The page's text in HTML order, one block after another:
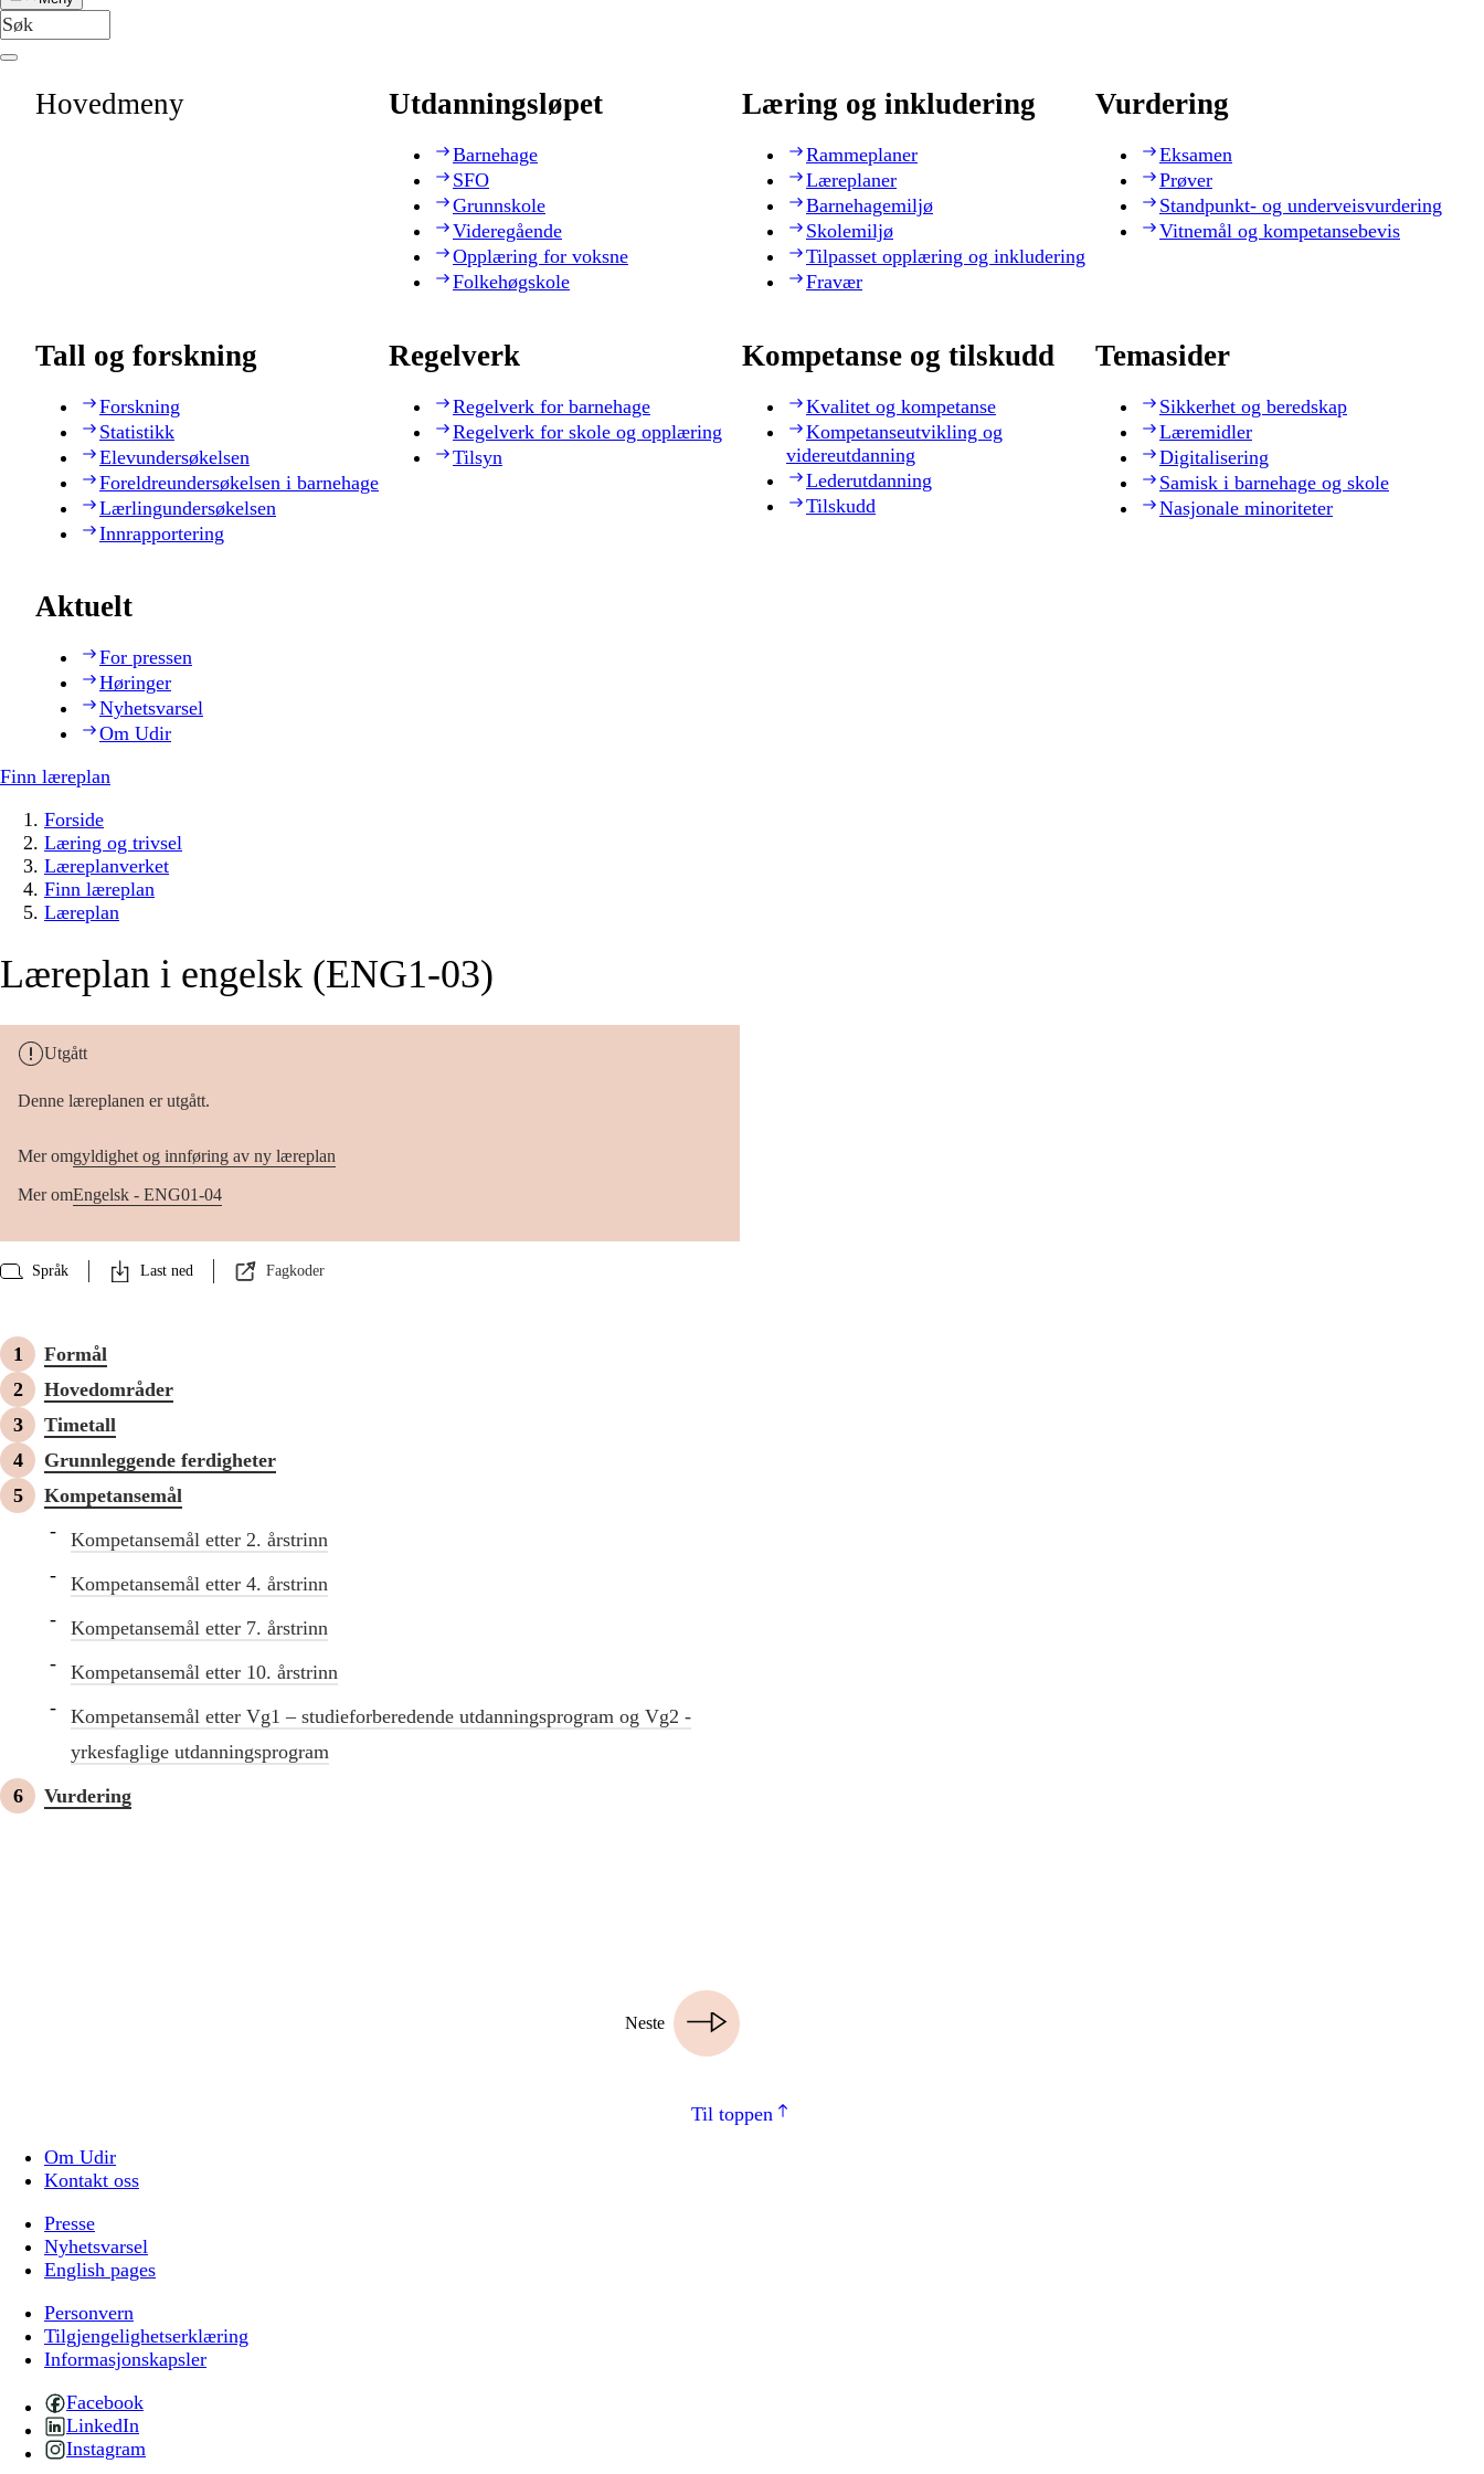
Hovedmeny Utdanningsløpet
Barnehage
SFO
Grunnskole
Videregående
Opplæring for voksne
Folkehøgskole
Læring og inkludering
Rammeplaner
Læreplaner
Barnehagemiljø
Skolemiljø
Tilpasset opplæring og inkludering
Fravær
Vurdering
Eksamen
Prøver
Standpunkt- og underveisvurdering
Vitnemål og kompetansebevis
Tall og forskning
Forskning
Statistikk
Elevundersøkelsen
Foreldreundersøkelsen i barnehage
Lærlingundersøkelsen
Innrapportering
Regelverk
Regelverk for barnehage
Regelverk for skole og opplæring
Tilsyn
Kompetanse og tilskudd
Kvalitet og kompetanse
Kompetanseutvikling og
videreutdanning
Lederutdanning
Tilskudd
Temasider
Sikkerhet og beredskap
Læremidler
Digitalisering
Samisk i barnehage og skole
Nasjonale minoriteter
Aktuelt
For pressen
Høringer
Nyhetsvarsel
Om Udir
Finn læreplan
Forside
Læring og trivsel
Læreplanverket
Finn læreplan
Læreplan
Læreplan i engelsk (ENG1-03)
Utgått
Denne læreplanen er utgått.
Mer omgyldighet og innføring av ny læreplan
Mer omEngelsk - ENG01-04
Språk Last ned Fagkoder
Formål
Hovedområder
Timetall
Grunnleggende ferdigheter
Kompetansemål
Kompetansemål etter 2. årstrinn
Kompetansemål etter 4. årstrinn
Kompetansemål etter 7. årstrinn
Kompetansemål etter 10. årstrinn
Kompetansemål etter Vg1 – studieforberedende utdanningsprogram og Vg2 -
yrkesfaglige utdanningsprogram
Vurdering
Neste
Til toppen
Om Udir
Kontakt oss
Presse
Nyhetsvarsel
English pages
Personvern
Tilgjengelighetserklæring
Informasjonskapsler
Facebook
LinkedIn
Instagram